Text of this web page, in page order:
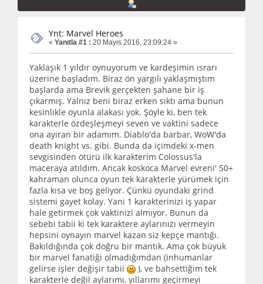
Ynt: Marvel Heroes
« Yanıtla #1 : 20 Mayıs 2016, 23:09:24 »
Yaklaşık 1 yıldır oynuyorum ve kardeşimin ısrarı
üzerine başladım. Biraz ön yargılı yaklaşmıştım
başlarda ama Brevik gerçekten şahane bir iş
çıkarmış. Yalnız beni biraz erken sıktı ama bunun
kesinlikle oyunla alakası yok. Şöyle ki, ben tek
karakterle özdeşleşmeyi seven ve vaktini sadece
ona ayıran bir adamım. Diablo'da barbar, WoW'da
death knight vs. gibi. Bunda da içimdeki x-men
sevgisinden ötürü ilk karakterim Colossus'la
maceraya atıldım. Ancak koskoca Marvel evreni' 50+
kahraman olunca oyun tek karakterle yürümek için
fazla kısa ve boş geliyor. Çünkü oyundaki grind
sistemi gayet kolay. Yani 1 karakterinizi iş yapar
hale getirmek çok vaktinizi almıyor. Bunun da
sebebi tabii ki tek karaktere aylarınızı vermeyin
hepsini oynayın marvel kazan siz kepçe mantığı.
Bakıldığında çok doğru bir mantık. Ama çok büyük
bir marvel fanatiği olmadığımdan (inhumanlar
gelirse işler değişir tabii
), ve bahsettiğim tek
karakterle değil aylarımı, yıllarımı geçirmeyi